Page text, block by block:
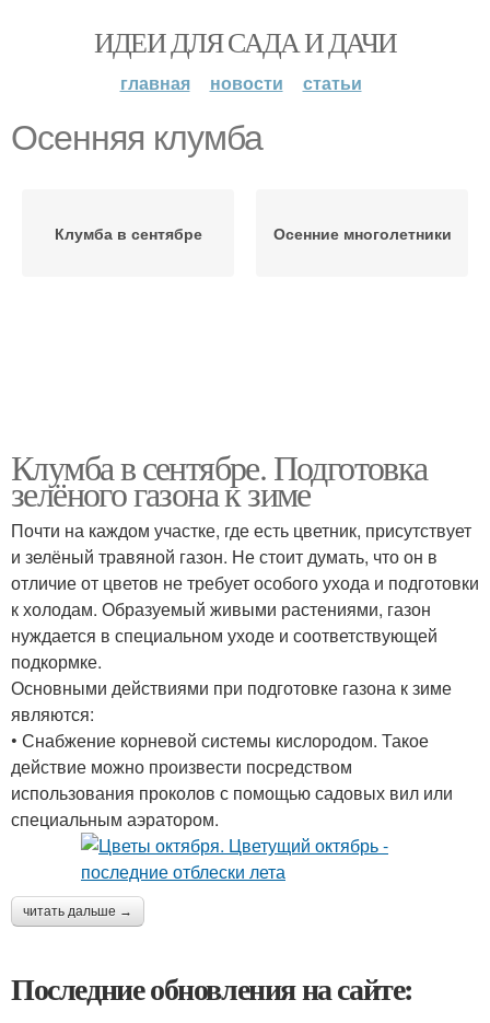
ИДЕИ ДЛЯ САДА И ДАЧИ
главная новости статьи
Осенняя клумба
Клумба в сентябре Осенние многолетники
Клумба в сентябре. Подготовка
зелёного газона к зиме
Почти на каждом участке, где есть цветник, присутствует
и зелёный травяной газон. Не стоит думать, что он в
отличие от цветов не требует особого ухода и подготовки
к холодам. Образуемый живыми растениями, газон
нуждается в специальном уходе и соответствующей
подкормке.
Основными действиями при подготовке газона к зиме
являются:
• Снабжение корневой системы кислородом. Такое
действие можно произвести посредством
использования проколов с помощью садовых вил или
специальным аэратором.
читать дальше →
Последние обновления на сайте: